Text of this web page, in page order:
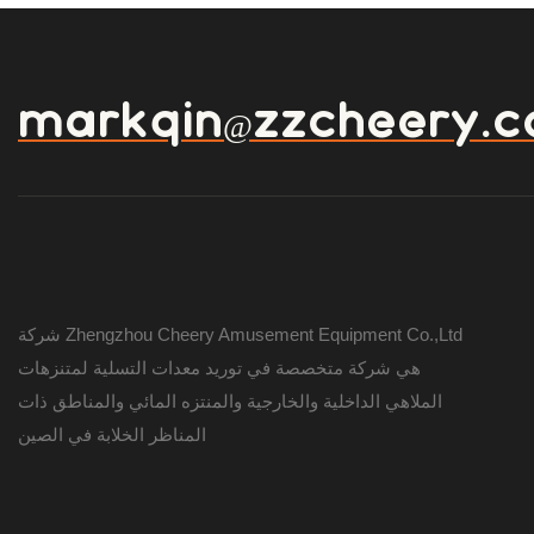
شركة Zhengzhou Cheery Amusement Equipment Co.,Ltd
هي شركة متخصصة في توريد معدات التسلية لمتنزهات
الملاهي الداخلية والخارجية والمنتزه المائي والمناطق ذات